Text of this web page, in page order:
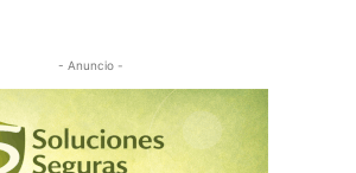
- Anuncio -